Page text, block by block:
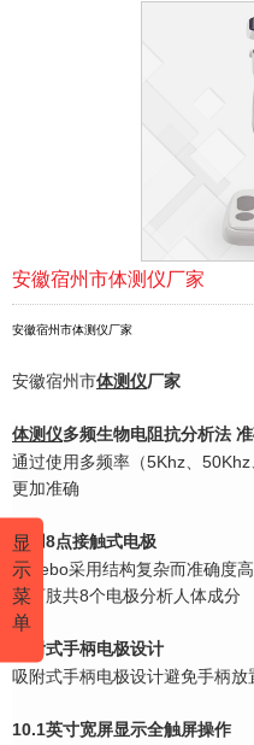
安徽宿州市体测仪厂家
安徽宿州市体测仪厂家
安徽宿州市体测仪厂家
体测仪多频生物电阻抗分析法
通过使用多频率（5Khz、
更加准确
采用8点接触式电极
Carebo采用结构复杂而准确度
右下肢共8个电极分析人体成分
吸附式手柄电极设计
吸附式手柄电极设计避免手柄
10.1英寸宽屏显示全触屏操作
显
示
菜
单